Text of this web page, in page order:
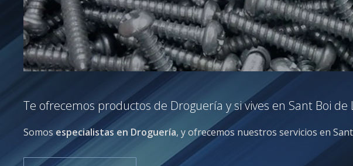
Te ofrecemos productos de Droguería y si vives en Sant Boi
Somos especialistas en Droguería, y ofrecemos nuestros servicios en